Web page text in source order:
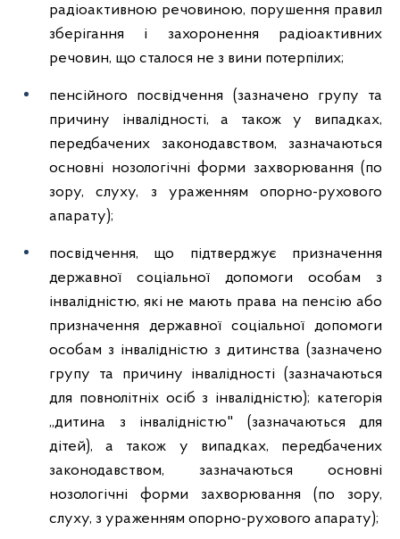
радіоактивною речовиною, порушення правил
зберігання і захоронення радіоактивних
речовин, що сталося не з вини потерпілих;
пенсійного посвідчення (зазначено групу та
причину інвалідності, а також у випадках,
передбачених законодавством, зазначаються
основні нозологічні форми захворювання (по
зору, слуху, з ураженням опорно-рухового
апарату);
посвідчення, що підтверджує призначення
державної соціальної допомоги особам з
інвалідністю, які не мають права на пенсію або
призначення державної соціальної допомоги
особам з інвалідністю з дитинства (зазначено
групу та причину інвалідності (зазначаються
для повнолітніх осіб з інвалідністю); категорія
„дитина з інвалідністю" (зазначаються для
дітей), а також у випадках, передбачених
законодавством, зазначаються основні
нозологічні форми захворювання (по зору,
слуху, з ураженням опорно-рухового апарату);